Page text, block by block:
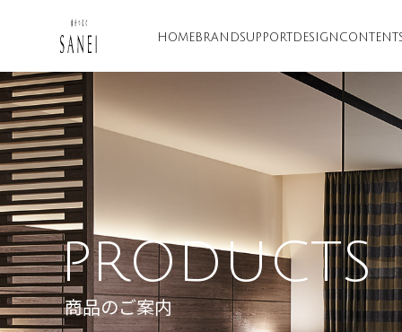
HOME BRANDSUPPORT DESIGN
PRODUCTS
商品のご案内